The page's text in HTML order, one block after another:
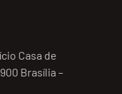
Casa de
Brasília –